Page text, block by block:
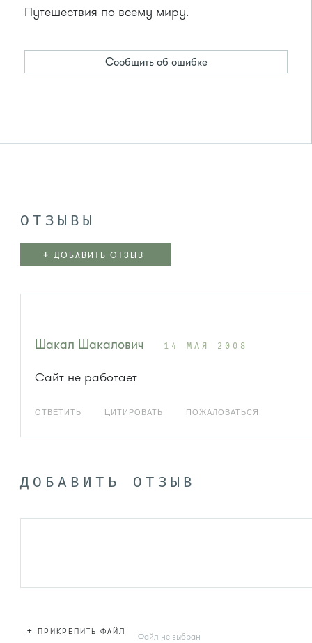
Путешествия по всему миру.
Сообщить об ошибке
ОТЗЫВЫ
+ ДОБАВИТЬ ОТЗЫВ
Шакал Шакалович 14 МАЯ 2008
Сайт не работает
ОТВЕТИТЬ ЦИТИРОВАТЬ ПОЖАЛОВАТЬСЯ
ДОБАВИТЬ ОТЗЫВ
+ ПРИКРЕПИТЬ ФАЙЛ Файл не выбран